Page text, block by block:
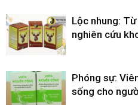
Lộc nhung:
nghiên cứu
Phóng sự:
sống cho